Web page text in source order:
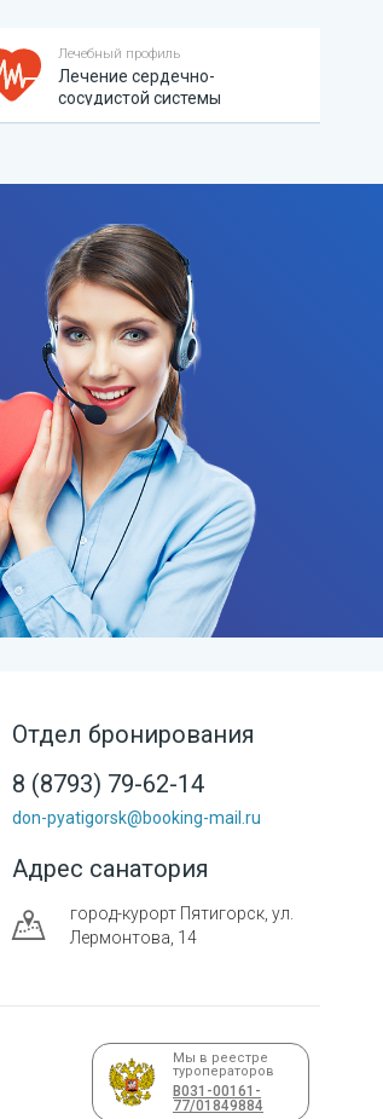
Лечебный профиль
Лечение сердечно-
сосудистой системы
Отдел бронирования
8 (8793) 79-62-14
don-pyatigorsk@booking-mail.ru
Адрес санатория
город-курорт Пятигорск ул.
Лермонтова, 14
Мы в реестре
туроператоров
В031-00161-
77/01849884